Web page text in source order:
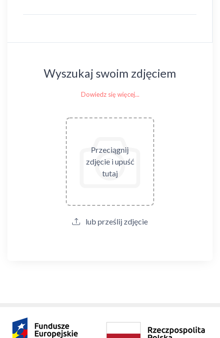
Wyszukaj swoim zdjęciem
Dowiedz się więcej...
Przeciągnij
zdjęcie i upuść
tutaj
lub prześlij zdjęcie